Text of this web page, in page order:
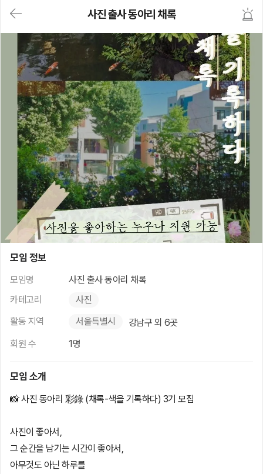
가
기
사진 출사 동아리 채록
모임 정보
모임명
사진 출사 동아리 채록
카테고리
사진
활동 지역
서울특별시
강남구 외 6곳
회원 수
1명
모임 소개
📸 사진 동아리 彩錄 (채록-색을 기록하다) 3기 모집
사진이 좋아서,
그 순간을 남기는 시간이 좋아서,
아무것도 아닌 하루를